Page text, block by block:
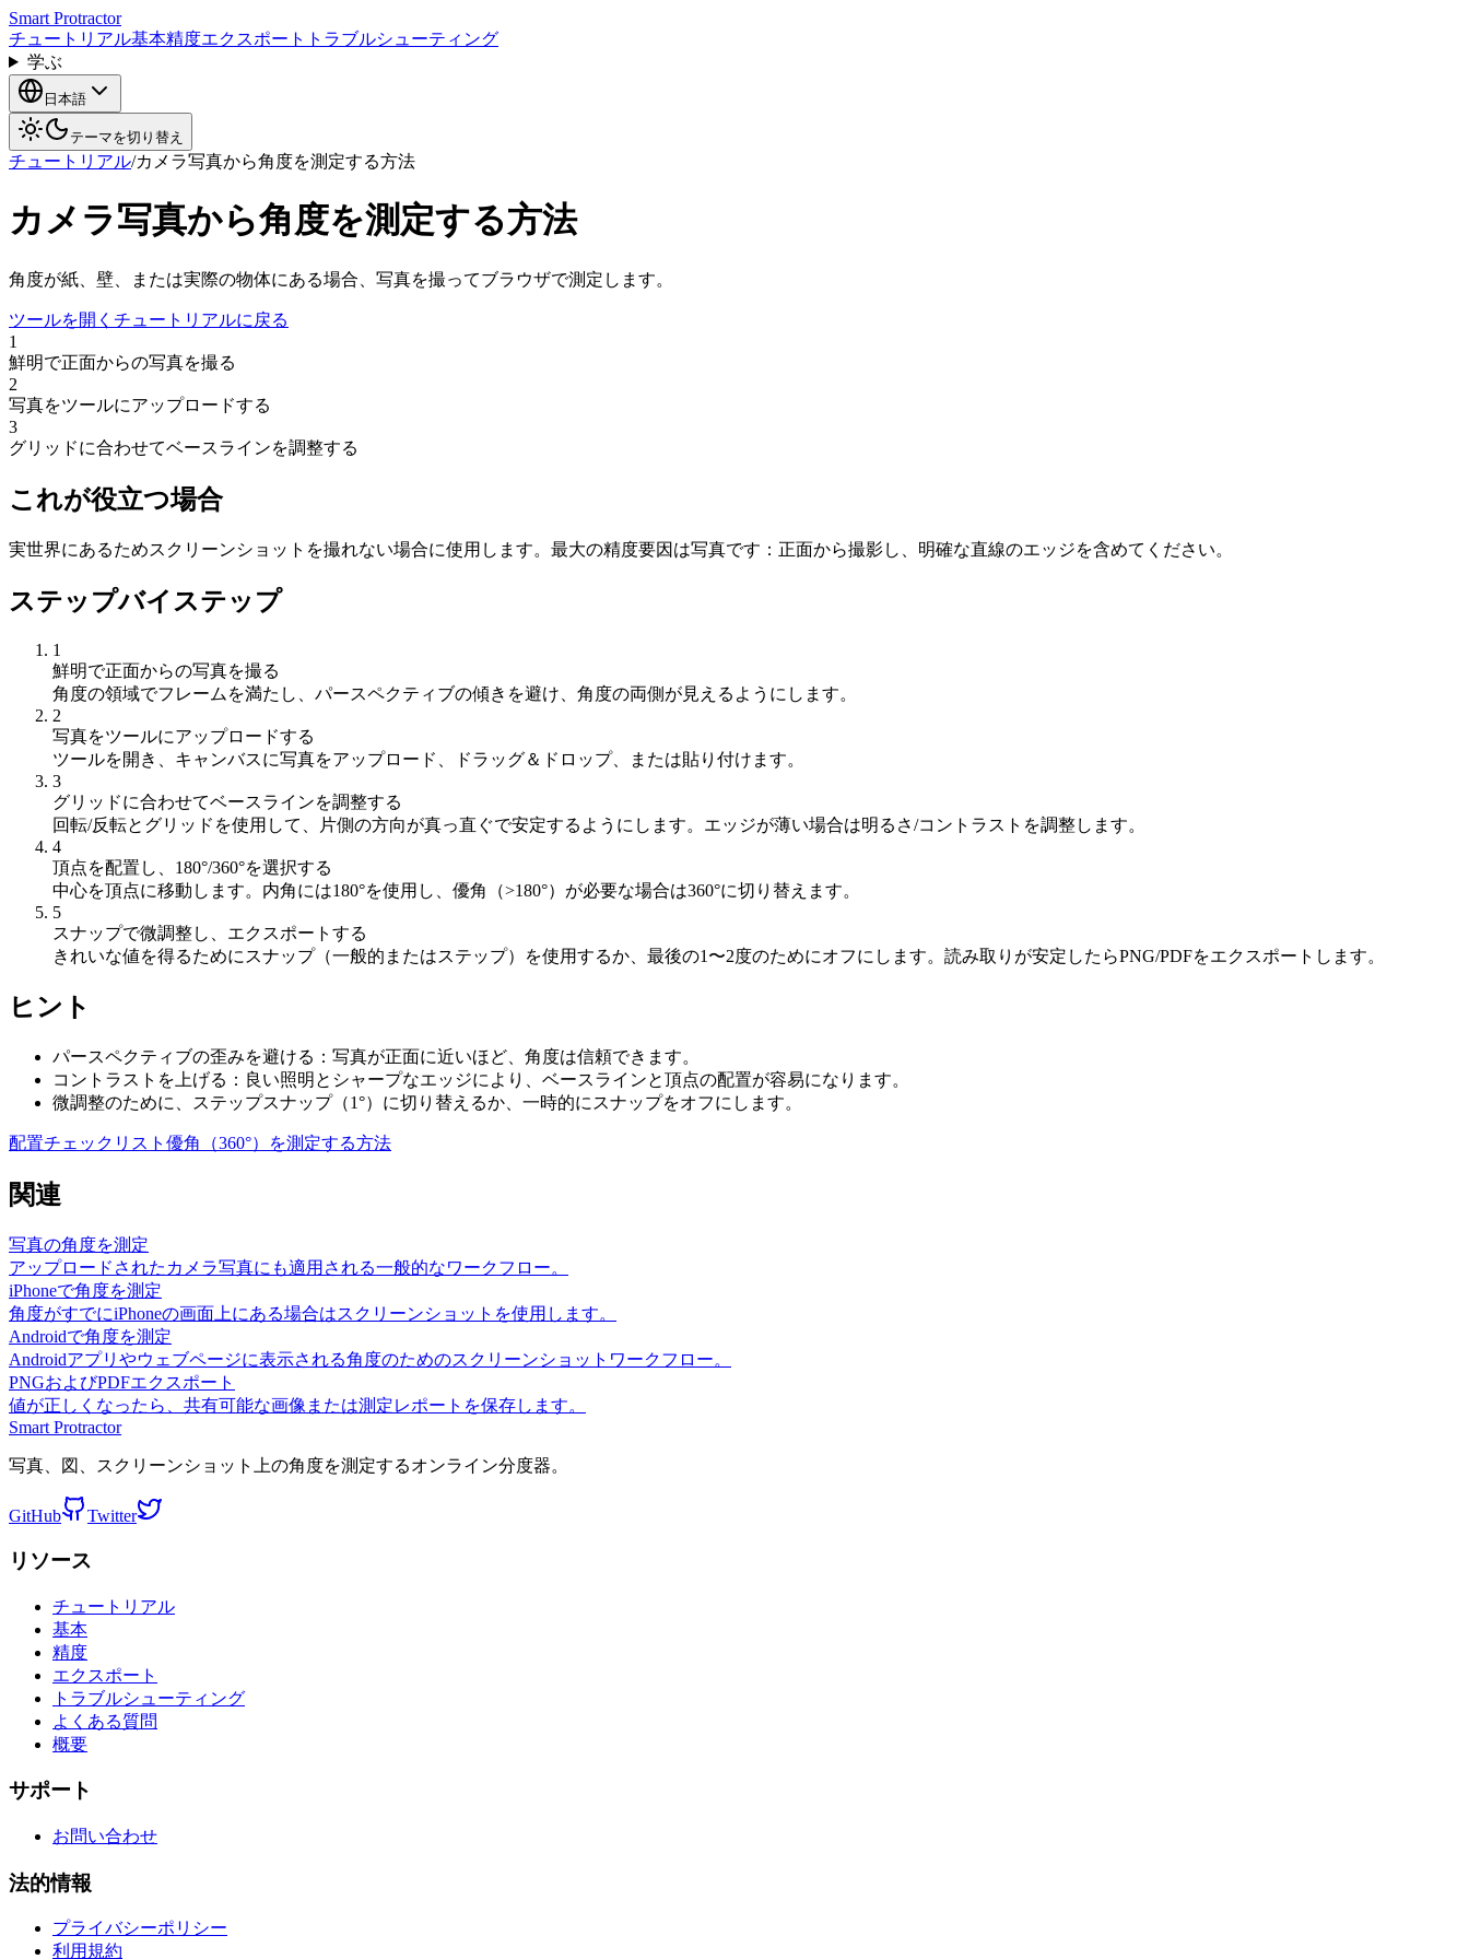
Smart Protractor
チュートリアル基本精度エクスポート トラブルシューティング
学ぶ
日本語
テーマを切り替え
チュートリアル/カメラ写真から角度を測定する方法
カメラ写真から角度を測定する方法
角度が紙、壁、または実際の物体にある場合、写真を撮ってブラウザで測定します。
ツールを開く チュートリアルに戻る
1
鮮明で正面からの写真を撮る
2
写真をツールにアップロードする
3
グリッドに合わせてベースラインを調整する
これが役立つ場合
実世界にあるためスクリーンショットを撮れない場合に使用します。最大の精度要因は写真です：正面から撮影し、明確な直線のエッジを含めてください。
ステップバイステップ
1
鮮明で正面からの写真を撮る
角度の領域でフレームを満たし、パースペクティブの傾きを避け、角度の両側が見えるようにします。
2
写真をツールにアップロードする
ツールを開き、キャンバスに写真をアップロード、ドラッグ＆ドロップ、または貼り付けます。
3
グリッドに合わせてベースラインを調整する
回転/反転とグリッドを使用して、片側の方向が真っ直ぐで安定するようにします。エッジが薄い場合は明るさ/コントラストを調整します。
4
頂点を配置し、180°/360°を選択する
中心を頂点に移動します。内角には180°を使用し、優角（>180°）が必要な場合は360°に切り替えます。
5
スナップで微調整し、エクスポートする
きれいな値を得るためにスナップ（一般的またはステップ）を使用するか、最後の1〜2度のためにオフにします。読み取りが安定したらPNG/PDFをエクスポートします。
ヒント
パースペクティブの歪みを避ける：写真が正面に近いほど、角度は信頼できます。
コントラストを上げる：良い照明とシャープなエッジにより、ベースラインと頂点の配置が容易になります。
微調整のために、ステップスナップ（1°）に切り替えるか、一時的にスナップをオフにします。
配置チェックリスト 優角（360°）を測定する方法
関連
写真の角度を測定
アップロードされたカメラ写真にも適用される一般的なワークフロー。
iPhoneで角度を測定
角度がすでにiPhoneの画面上にある場合はスクリーンショットを使用します。
Androidで角度を測定
Androidアプリやウェブページに表示される角度のためのスクリーンショットワークフロー。
PNGおよびPDFエクスポート
値が正しくなったら、共有可能な画像または測定レポートを保存します。
Smart Protractor
写真、図、スクリーンショット上の角度を測定するオンライン分度器。
GitHub Twitter
リソース
チュートリアル
基本
精度
エクスポート
トラブルシューティング
よくある質問
概要
サポート
お問い合わせ
法的情報
プライバシーポリシー
利用規約